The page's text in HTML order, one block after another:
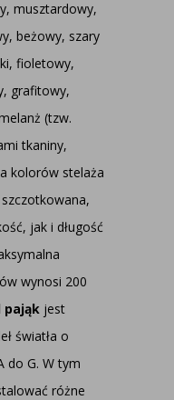
musztardowy,
beżowy, szary
fioletowy,
grafitowy,
(tzw.
tkaniny,
kolorów stelaża
jak i długość
wynosi 200
pająk jest
światła o
do G. W tym
różne